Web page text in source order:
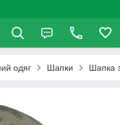
одяг Шапки Шапка